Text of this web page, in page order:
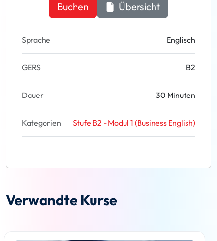
Buchen Übersicht
Sprache Englisch
GERS B2
Dauer 30 Minuten
Kategorien Stufe B2 - Modul 1 (Business English)
Verwandte Kurse